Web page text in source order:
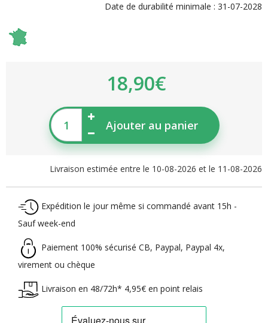
Date de durabilité minimale : 31-07-2028
18,90€
Ajouter au panier
Livraison estimée entre le 10-08-2026 et le 11-08-2026
Expédition le jour même si commandé avant 15h -
Sauf week-end
Paiement 100% sécurisé CB, Paypal, Paypal 4x,
virement ou chèque
Livraison en 48/72h* 4,95€ en point relais